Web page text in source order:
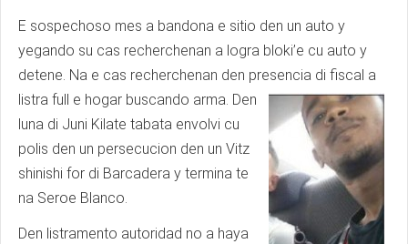
E sospechoso mes a bandona e sitio den un auto y
yegando su cas recherchenan a logra bloki’e cu auto y
detene. Na e cas recherchenan den presencia di fiscal a
listra full e hogar buscando arma. Den
luna di Juni Kilate tabata envolvi cu
polis den un persecucion den un Vitz
shinishi for di Barcadera y termina te
na Seroe Blanco.
Den listramento autoridad no a haya